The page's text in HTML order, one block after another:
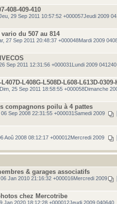
408-409-410
29 Sep 2011 10:57:52 +000057Jeudi 2009
du 507 au 814
27 Sep 2011 20:48:37 +000048Mardi 2009
Sep 2011 12:31:56 +000031Lundi 2009 041240
L408G-L508D-L608-L613D-
25 Sep 2011 18:58:55 +000058Dimanche
compagnons poilu à 4 pattes
Sep 2008 22:31:55 +000031Samedi 2009
Aoû 2008 08:12:17 +000012Mercredi 2009
& garages associatifs
Jan 2010 21:16:32 +000016Mercredi 2009
chez Mercotribe
Jan 2020 18:12:28 +000012Jeudi 2009 040640